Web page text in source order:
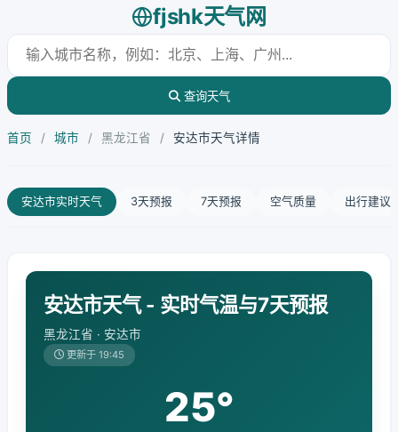
fjshk天气网
查询天气
首页 / 城市 / 黑龙江省 / 安达市天气详情
安达市实时天气 3天预报 7天预报 空气质量 出行建议
安达市天气 - 实时气温与7天预报
黑龙江省 · 安达市
更新于 19:45
25°